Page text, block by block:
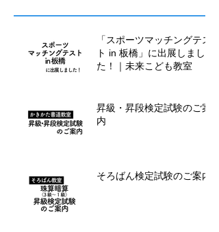
「スポーツマッチングテス
ト in 板橋」に出展しまし
た！｜未来こども教室
昇級・昇段検定試験のご案
内
そろばん検定試験のご案内